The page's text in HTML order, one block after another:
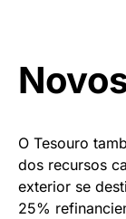
O Tesouro
dos recursos
exterior se
25%